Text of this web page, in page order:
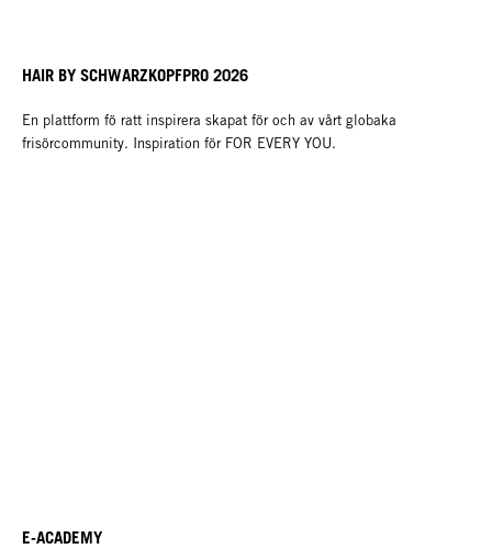
HAIR BY SCHWARZKOPFPRO 2026
En plattform fö ratt inspirera skapat för och av vårt globaka
frisörcommunity. Inspiration för FOR EVERY YOU.
E-ACADEMY